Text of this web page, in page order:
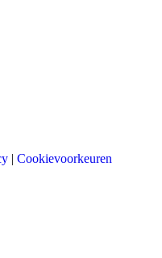
| Cookievoorkeuren